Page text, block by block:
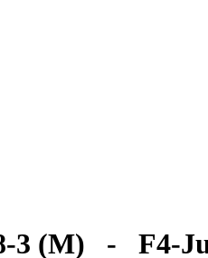
3 (M) - F4-